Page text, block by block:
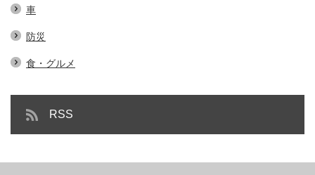
車
防災
食・グルメ
RSS